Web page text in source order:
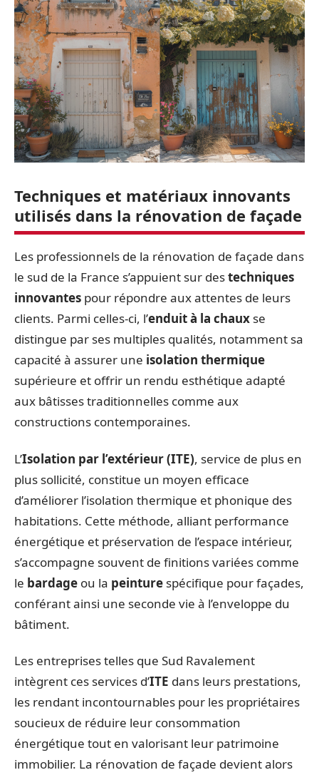
Techniques et matériaux innovants
utilisés dans la rénovation de façade
Les professionnels de la rénovation de façade dans
le sud de la France s’appuient sur destechniques
innovantes pour répondre aux attentes de leurs
clients. Parmi celles-ci, l’enduit à la chaux se
distingue par ses multiples qualités, notamment sa
capacité à assurer une isolation thermique
supérieure et offrir un rendu esthétique adapté
aux bâtisses traditionnelles comme aux
constructions contemporaines.
L’Isolation par l’extérieur (ITE), service de plus en
plus sollicité, constitue un moyen efficace
d’améliorer l’isolation thermique et phonique des
habitations. Cette méthode, alliant performance
énergétique et préservation de l’espace intérieur,
s’accompagne souvent de finitions variées comme
le bardage ou la peinture spécifique pour façades,
conférant ainsi une seconde vie à l’enveloppe du
bâtiment.
Les entreprises telles que Sud Ravalement
intègrent ces services d’ITE dans leurs prestations,
les rendant incontournables pour les propriétaires
soucieux de réduire leur consommation
énergétique tout en valorisant leur patrimoine
immobilier. La rénovation de façade devient alors